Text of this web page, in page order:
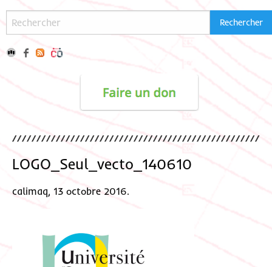
LOGO_Seul_vecto_140610
calimaq, 13 octobre 2016.